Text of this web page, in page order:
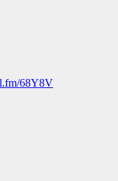
68Y8V